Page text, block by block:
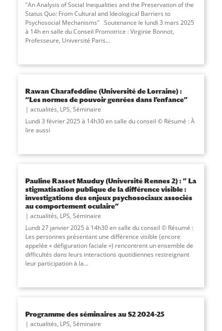
"An Analysis of Social Inequalities and the Preservation of the
Status Quo: From Cultural and Ideological Barriers to
Psychosocial Mechanisms" Soutenance le lundi 3 mars 2025
à 14h en salle du Conseil Promotrice : Virginie Bonnot,
Professeure, Université Paris...
Rawan Charafeddine (Université de Lorraine) :
“Les normes de pouvoir genrées dans l’enfance”
actualités, LPS, Séminaire
Lundi 3 février 2025 à 14h30 en salle du conseil © Résumé : À
lire aussi
Pauline Rasset Mauduy (Université Rennes 2) : ” La
stigmatisation publique de la différence visible :
investigations des enjeux psychosociaux associés
au comportement oculaire”
actualités, LPS, Séminaire
Lundi 27 janvier 2025 à 14h30 en salle du conseil © Résumé :
Les personnes présentant une différence visible (encore
appelée « défiguration faciale ») rencontrent un ensemble de
difficultés dans leurs interactions quotidiennes restreignant
leur participation à la...
Programme des séminaires au S2 2024-25
actualités, LPS, Séminaire